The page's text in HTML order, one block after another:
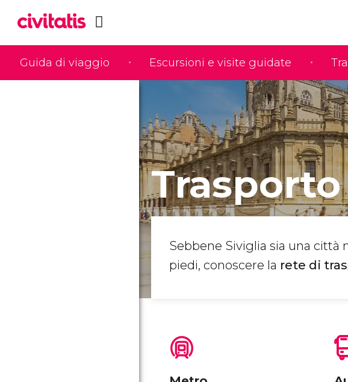
Guida di viaggio Escursioni e visite guidate
Sebbene Siviglia sia una città
piedi, conoscere la rete di